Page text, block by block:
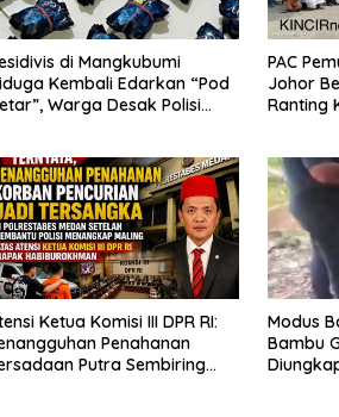
di Mangkubumi
Kembali Edarkan “Pod
Warga Desak Polisi
PAC
Johor
Ranting
Ketua Komisi III DPR RI:
Penahanan
Putra Sembiring
Modus
Bambu